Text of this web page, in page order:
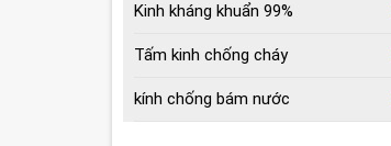
Kinh kháng khuẩn 99%
Tấm kinh chống cháy
kính chống bám nước